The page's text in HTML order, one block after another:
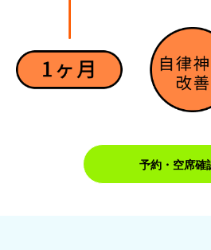
予約・空席確